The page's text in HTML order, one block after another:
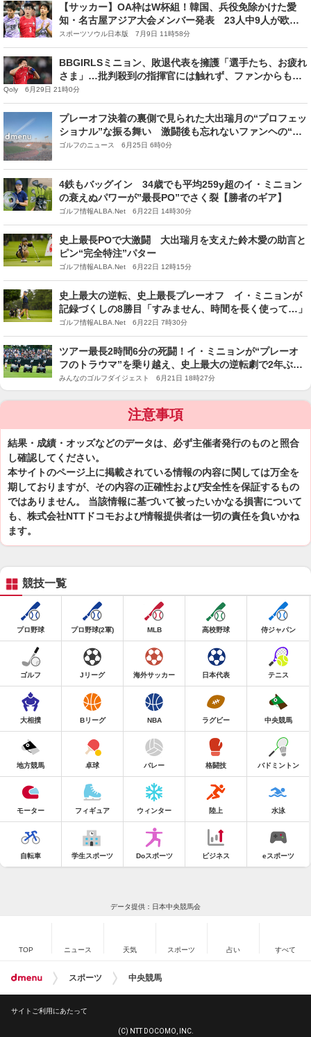
【サッカー】OA枠はW杯組！韓国、兵役免除かけた愛
知・名古屋アジア大会メンバー発表 23人中9人が欧州
組
スポーツソウル日本版 7月9日 11時58分
BBGIRLSミニョン、敗退代表を擁護「選手たち、お疲れ
さま」…批判殺到の指揮官には触れず、ファンからも共
感の声
Qoly 6月29日 21時0分
プレーオフ決着の裏側で見られた大出瑞月の“プロフェッ
ショナル”な振る舞い 激闘後も忘れないファンヘの“神
対応”が話題に
ゴルフのニュース 6月25日 6時0分
4鉄もバッグイン 34歳でも平均259y超のイ・ミニョン
の衰えぬパワーが”最長PO”でさく裂【勝者のギア】
ゴルフ情報ALBA.Net 6月22日 14時30分
史上最長POで大激闘 大出瑞月を支えた鈴木愛の助言と
ピン“完全特注”パター
ゴルフ情報ALBA.Net 6月22日 12時15分
史上最大の逆転、史上最長プレーオフ イ・ミニョンが
記録づくしの8勝目「すみません、時間を長く使って…」
ゴルフ情報ALBA.Net 6月22日 7時30分
ツアー最長2時間6分の死闘！イ・ミニョンが“プレーオ
フのトラウマ”を乗り越え、史上最大の逆転劇で2年ぶり
V【国内女子ツアー】
みんなのゴルフダイジェスト 6月21日 18時27分
注意事項
結果・成績・オッズなどのデータは、必ず主催者発行のものと照合
し確認してください。
本サイトのページ上に掲載されている情報の内容に関しては万全を
期しておりますが、その内容の正確性および安全性を保証するもの
ではありません。 当該情報に基づいて被ったいかなる損害について
も、株式会社NTTドコモおよび情報提供者は一切の責任を負いかね
ます。
競技一覧
プロ野球 プロ野球(2軍) MLB 高校野球 侍ジャパン
ゴルフ Jリーグ 海外サッカー 日本代表 テニス
大相撲 Bリーグ NBA ラグビー 中央競馬
地方競馬 卓球 バレー 格闘技 バドミントン
モーター フィギュア ウィンター 陸上 水泳
自転車 学生スポーツ Doスポーツ ビジネス eスポーツ
データ提供：日本中央競馬会
TOP ニュース 天気 スポーツ 占い すべて
スポーツ 中央競馬
サイトご利用にあたって
(C) NTT DOCOMO, INC.